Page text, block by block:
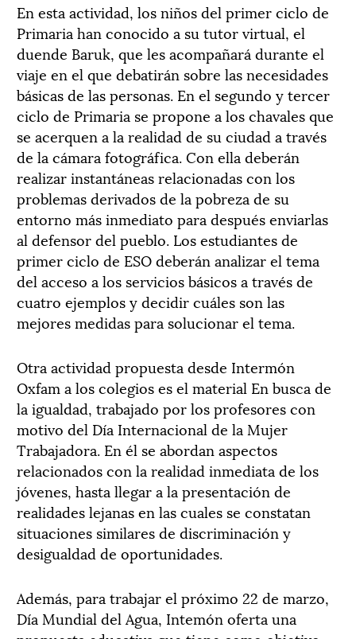
En esta actividad, los niños del primer ciclo de
Primaria han conocido a su tutor virtual, el
duende Baruk, que les acompañará durante el
viaje en el que debatirán sobre las necesidades
básicas de las personas. En el segundo y tercer
ciclo de Primaria se propone a los chavales que
se acerquen a la realidad de su ciudad a través
de la cámara fotográfica. Con ella deberán
realizar instantáneas relacionadas con los
problemas derivados de la pobreza de su
entorno más inmediato para después enviarlas
al defensor del pueblo. Los estudiantes de
primer ciclo de ESO deberán analizar el tema
del acceso a los servicios básicos a través de
cuatro ejemplos y decidir cuáles son las
mejores medidas para solucionar el tema.
Otra actividad propuesta desde Intermón
Oxfam a los colegios es el material En busca de
la igualdad, trabajado por los profesores con
motivo del Día Internacional de la Mujer
Trabajadora. En él se abordan aspectos
relacionados con la realidad inmediata de los
jóvenes, hasta llegar a la presentación de
realidades lejanas en las cuales se constatan
situaciones similares de discriminación y
desigualdad de oportunidades.
Además, para trabajar el próximo 22 de marzo,
Día Mundial del Agua, Intemón oferta una